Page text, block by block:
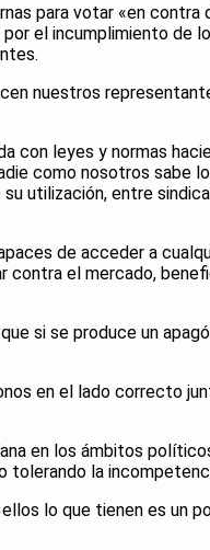
para votar «en
el incumplimiento de
nuestros
leyes y normas
como nosotros sabe
utilización, entre
de acceder a
el mercado,
si se produce un
en el lado correcto
en los ámbitos
la
lo que tienen es un